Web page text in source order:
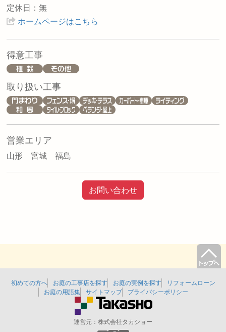
定休日：無
ホームページはこちら
得意工事
取り扱い工事
営業エリア
山形 宮城 福島
お問い合わせ
初めての方へ お庭の工事店を探す お庭の実例を探す
リフォームローン
お庭の用語集
サイトマップ プライバシーポリシー
運営元： 株式会社タカショー